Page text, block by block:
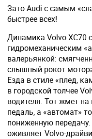
Зато Audi с самым
быстрее всех!
Динамика Volvo XC70
гидромеханическим
валерьянкой:
слышный рокот
Езда в стиле «плед,
в городской толчее
водителя. Тот жмет на
педаль, а «автомат»
пониженную
оживляет Volvo-